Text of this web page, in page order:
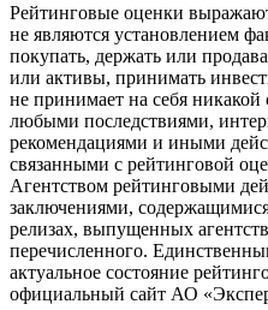
Рейтинговые оценки
не являются установлением
покупать, держать или
или активы, принимать
не принимает на себя никакой
любыми последствиями,
рекомендациями и иными
связанными с рейтинговой
Агентством рейтинговыми
заключениями,
релизах, выпущенных
перечисленного.
актуальное состояние
официальный сайт АО